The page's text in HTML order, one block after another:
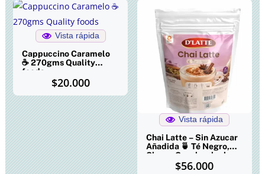
Vista rápida
Cappuccino Caramelo
☕ 270gms Quality
foods
$20.000
Vista rápida
Chai Latte – Sin Azucar
Añadida 🍵 Té Negro,
Clavos,Canela y leche
Entera 1000gms
$56.000